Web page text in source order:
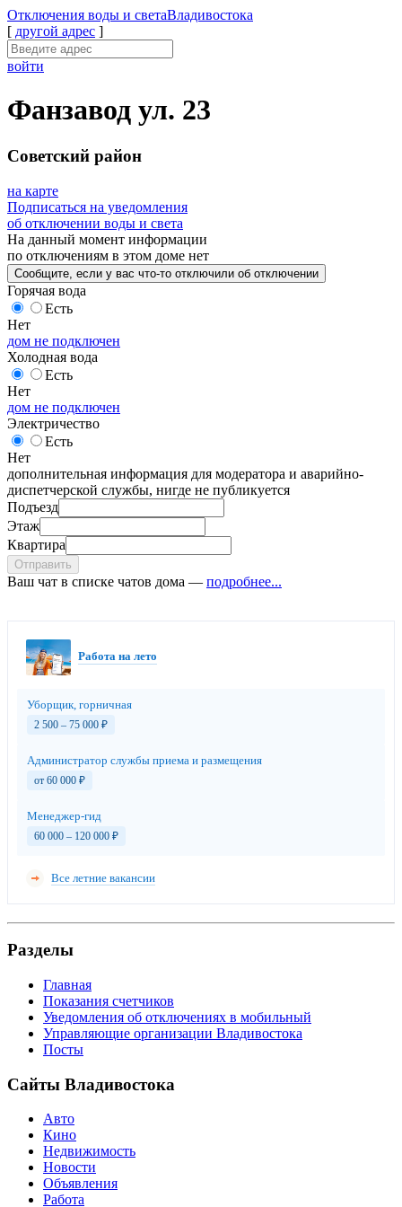
Отключения воды и светаВладивостока
[ другой адрес ]
войти
Фанзавод ул. 23
Советский район
на карте
Подписаться на уведомления
об отключении воды и света
На данный момент информации
по отключениям в этом доме нет
Сообщите , если у вас что-то отключили об отключении
Горячая вода
Есть
Нет
дом не подключен
Холодная вода
Есть
Нет
дом не подключен
Электричество
Есть
Нет
дополнительная информация для модератора и аварийно-
диспетчерской службы, нигде не публикуется
Подъезд
Этаж
Квартира
Отправить
Ваш чат в списке чатов дома — подробнее...
Работа на лето
Уборщик, горничная
2 500 – 75 000 ₽
Администратор службы приема и размещения
от 60 000 ₽
Менеджер-гид
60 000 – 120 000 ₽
Все летние вакансии
Разделы
Главная
Показания счетчиков
Уведомления об отключениях в мобильный
Управляющие организации Владивостока
Посты
Сайты Владивостока
Авто
Кино
Недвижимость
Новости
Объявления
Работа